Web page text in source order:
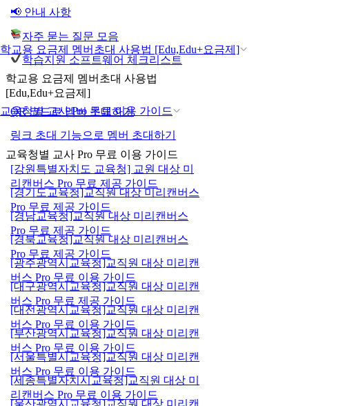
학교용 요금제 멤버초대 사용법 [Edu,Edu+요금제]
교육청별 교사 Pro 무료 이용 가이드
📢 안내 사항
자주 묻는 질문 모음
학습지원 소프트웨어 체크리스트
학교용 요금제 멤버초대 사용법
[Edu,Edu+요금제]
QR 코드로 멤버 초대하기
링크 초대 기능으로 멤버 초대하기
교육청별 교사 Pro 무료 이용 가이드
[강원특별자치도 교육청] 교원 대상 미
리캔버스 Pro 무료 제공 가이드
[경기도교육청]교직원 대상 미리캔버스
Pro 무료 제공 가이드
[경남교육청]교직원 대상 미리캔버스
Pro 무료 제공 가이드
[경북교육청]교직원 대상 미리캔버스
Pro 무료 제공 가이드
[광주광역시교육청]교직원 대상 미리캔
버스 Pro 무료 이용 가이드
[대구광역시교육청]교직원 대상 미리캔
버스 Pro 무료 제공 가이드
[대전광역시교육청]교직원 대상 미리캔
버스 Pro 무료 이용 가이드
[부산광역시교육청]교직원 대상 미리캔
버스 Pro 무료 이용 가이드
[서울특별시교육청]교직원 대상 미리캔
버스 Pro 무료 이용 가이드
[세종특별자치시교육청]교직원 대상 미
리캔버스 Pro 무료 이용 가이드
[울산광역시교육청]교직원 대상 미리캔